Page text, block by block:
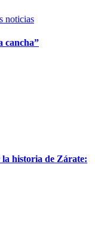
noticias
cancha”
historia de Zárate: